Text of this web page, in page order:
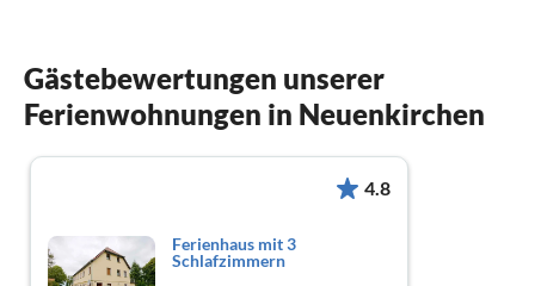
Gästebewertungen unserer
Ferienwohnungen in Neuenkirchen
4.8
Ferienhaus mit 3
Schlafzimmern